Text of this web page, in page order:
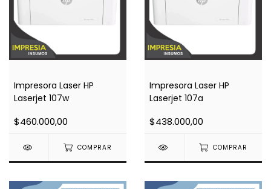
Impresora Laser HP
Laserjet 107w
$460.000,00
COMPRAR
Impresora Laser HP
Laserjet 107a
$438.000,00
COMPRAR